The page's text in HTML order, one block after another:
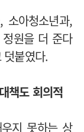
소아청소년과,
원을 더 준다
붙였다.
책도 회의적
지 못하는 상